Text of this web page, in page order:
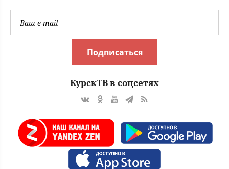
Подписаться
КурскТВ в соцсетях